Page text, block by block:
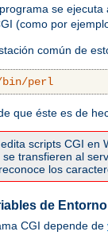
se
(como por
común de
perl
que éste es de
scripts CGI en
se transfieren al
los
de Entorno
CGI depende de